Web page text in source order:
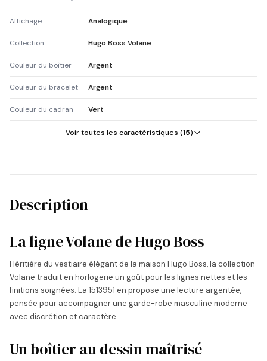
Affichage Analogique
Collection Hugo Boss Volane
Couleur du boîtier Argent
Couleur du bracelet Argent
Couleur du cadran Vert
Voir toutes les caractéristiques (15)
Description
La ligne Volane de Hugo Boss
Héritière du vestiaire élégant de la maison Hugo Boss, la collection
Volane traduit en horlogerie un goût pour les lignes nettes et les
finitions soignées. La 1513951 en propose une lecture argentée,
pensée pour accompagner une garde-robe masculine moderne
avec discrétion et caractère.
Un boîtier au dessin maîtrisé